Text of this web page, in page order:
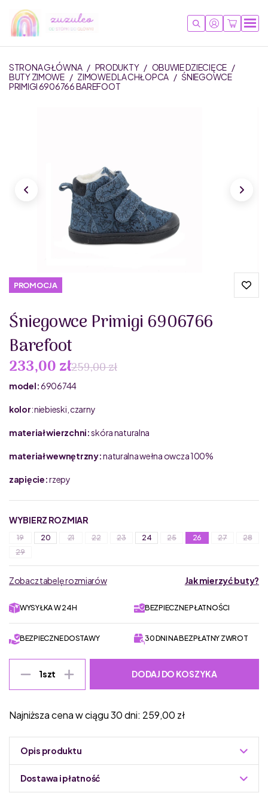
STRONA GŁÓWNA / PRODUKTY / OBUWIE DZIECIĘCE /
BUTY ZIMOWE / ZIMOWE DLA CHŁOPCA / ŚNIEGOWCE
PRIMIGI 6906766 BAREFOOT
PROMOCJA
Śniegowce Primigi 6906766
Barefoot
233,00 zł259,00 zł
model:6906744
kolor: niebieski, czarny
materiał wierzchni:skóra naturalna
materiał wewnętrzny:naturalna wełna owcza 100%
zapięcie:rzepy
WYBIERZ ROZMIAR
19 20 21 22 23 24 25 26 27
28
29
Zobacz tabelę rozmiarów Jak mierzyć buty?
WYSYŁKA W 24H BEZPIECZNE PŁATNOŚCI
BEZPIECZNE DOSTAWY 30 DNI NA BEZPŁATNY ZWROT
1szt DODAJ DO KOSZYKA
Najniższa cena w ciągu 30 dni: 259,00 zł
Opis produktu
Dostawa i płatność